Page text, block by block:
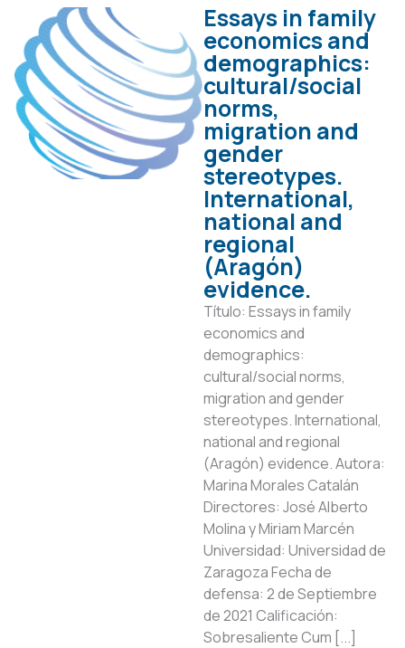
Essays in family
economics and
demographics:
cultural/social
norms,
migration and
gender
stereotypes.
International,
national and
regional
(Aragón)
evidence.
Título: Essays in family
economics and
demographics:
cultural/social norms,
migration and gender
stereotypes. International,
national and regional
(Aragón) evidence. Autora:
Marina Morales Catalán
Directores: José Alberto
Molina y Miriam Marcén
Universidad: Universidad de
Zaragoza Fecha de
defensa: 2 de Septiembre
de 2021 Calificación:
Sobresaliente Cum [...]